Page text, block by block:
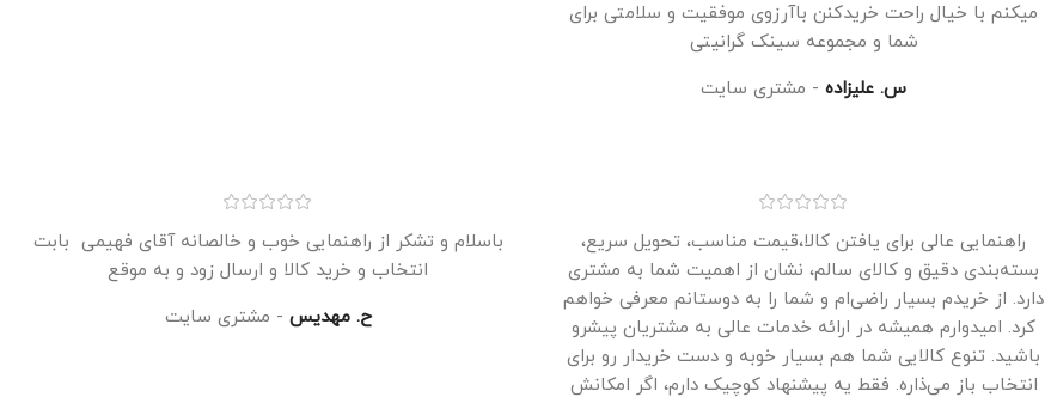
میکنم با خیال راحت خریدکنن باآرزوی موفقیت و سلامتی برای
شما و مجموعه سینک گرانیتی
س. علیزاده
مشتری سایت
راهنمایی عالی برای یافتن کالا،قیمت مناسب، تحویل سریع،
بسته‌بندی دقیق و کالای سالم، نشان از اهمیت شما به مشتری
دارد. از خریدم بسیار راضی‌ام و شما را به دوستانم معرفی خواهم
کرد. امیدوارم همیشه در ارائه خدمات عالی به مشتریان پیشرو
باشید. تنوع کالایی شما هم بسیار خوبه و دست خریدار رو برای
انتخاب باز می‌ذاره. فقط یه پیشنهاد کوچیک دارم، اگر امکانش
باسلام و تشکر از راهنمایی خوب و خالصانه آقای فهیمی بابت
انتخاب و خرید کالا و ارسال زود و به موقع
ح. مهدیس
مشتری سایت